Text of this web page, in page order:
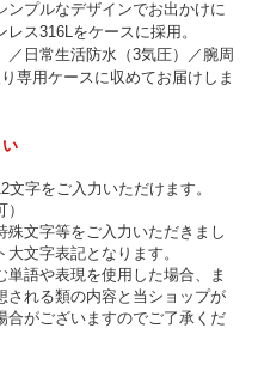
ンプルなデザインでお出かけに
ス316Lをケースに採用。
／日常生活防水（3気圧）／腕周
専用ケースに収めてお届けしま
文字をご入力いただけます。
殊文字等をご入力いただきまし
文字表記となります。
単語や表現を使用した場合、ま
される類の内容と当ショップが
合がございますのでご了承くだ